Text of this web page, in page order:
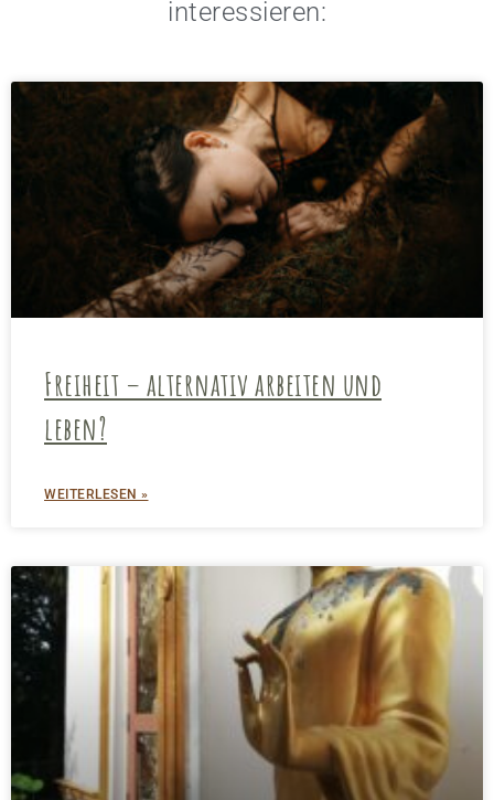
interessieren:
Freiheit – alternativ arbeiten und
leben?
WEITERLESEN »